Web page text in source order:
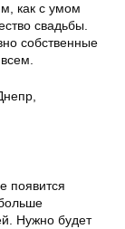
как с умом
свадьбы.
собственные
появится
Нужно будет